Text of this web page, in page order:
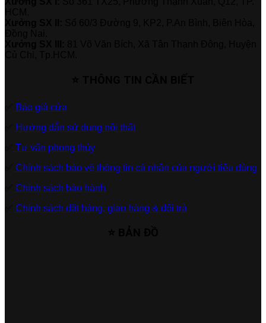
Báo giá cửa
Hướng dẫn sử dụng nội thất
Tư vấn phong thủy
Chính sách bảo vệ thông tin cá nhân của người tiêu dùng
Chính sách bảo hành
Chính sách đặt hàng, giao hàng & đổi trả